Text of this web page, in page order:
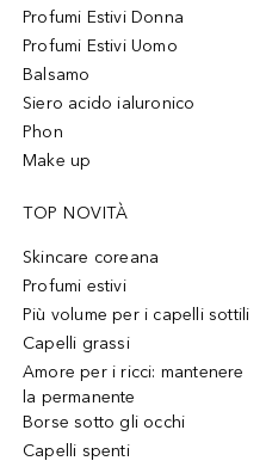
Profumi Estivi Donna
Profumi Estivi Uomo
Balsamo
Siero acido ialuronico
Phon
Make up
TOP NOVITÀ
Skincare coreana
Profumi estivi
Più volume per i capelli sottili
Capelli grassi
Amore per i ricci: mantenere
la permanente
Borse sotto gli occhi
Capelli spenti